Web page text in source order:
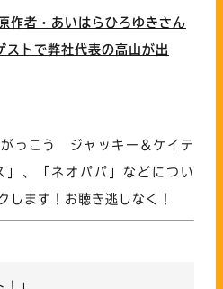
作者・あいはらひろゆきさん
トで弊社代表の高山が出
がっこう ジャッキー＆ケイテ
」、「ネオパパ」などについ
します！お聴き逃しなく！
」